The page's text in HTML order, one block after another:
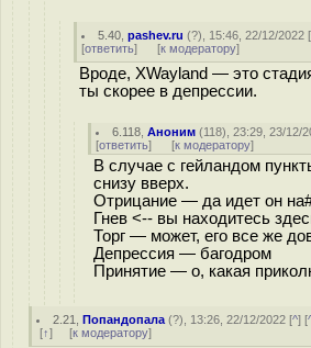
5.40 ,pashev.ru (?), 15:46, 22/12/2022 [
[ответить] [к модератору]
Вроде, XWayland — это
ты скорее в депрессии.
6.118 ,Аноним (118), 23:29, 23/12/
[ответить] [к модератору]
В случае с гейландом
снизу вверх.
Отрицание — да идет он
Гнев <-- вы находитесь
Торг — может, его все же
Депрессия — багодром
Принятие — о, какая
2.21 ,Попандопала (?), 13:26, 22/12/2022 [^] [
[↑] [к модератору]